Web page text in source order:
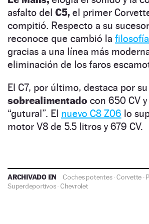
asfalto del C5, el primer
compitió. Respecto a su
reconoce que cambió la
gracias a una línea más
eliminación de los faros
El C7, por último, destaca por su
sobrealimentado con 650 CV
“gutural”. El nuevo C8 Z06 lo
motor V8 de 5.5 litros y 679 CV.
ARCHIVADO EN Coches potentes·Corvette ·
Superdeportivos·Chevrolet